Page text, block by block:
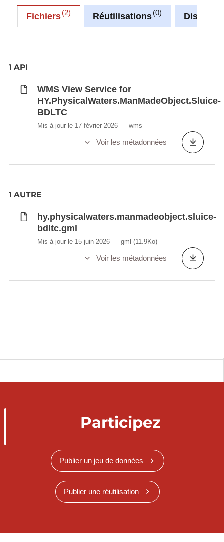
Fichiers 2 Réutilisations 0
1 API
WMS View Service for
HY.PhysicalWaters.ManMadeObject.Sluice-
BDLTC
Mis à jour le 17 février 2026 wms
Voir les métadonnées
1 AUTRE
hy.physicalwaters.manmadeobject.sluice-
bdltc.gml
Mis à jour le 15 juin 2026 gml (11.9Ko)
Voir les métadonnées
Participez
Publier un jeu de données
Publier une réutilisation